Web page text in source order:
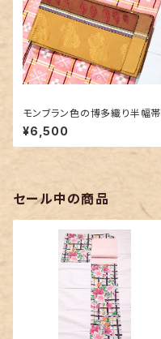
モンブラン色の博多織り半幅帯
¥6,500
セール中の商品